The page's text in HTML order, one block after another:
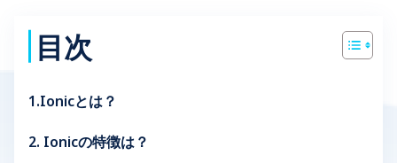
目次
1.Ionicとは？
2. Ionicの特徴は？